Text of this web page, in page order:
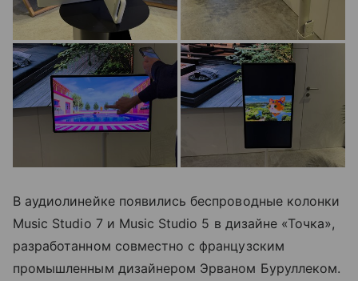
В аудиолинейке появились беспроводные колонки
Music Studio 7 и Music Studio 5 в дизайне «Точка»,
разработанном совместно с французским
промышленным дизайнером Эрваном Буруллеком.